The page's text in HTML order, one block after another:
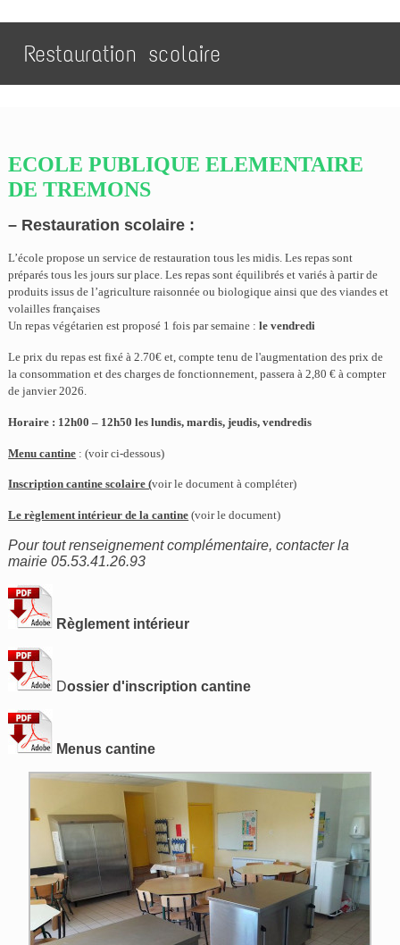
Restauration scolaire
ECOLE PUBLIQUE ELEMENTAIRE
DE TREMONS
– Restauration scolaire :
L’école propose un service de restauration tous les midis. Les repas sont
préparés tous les jours sur place. Les repas sont équilibrés et variés à partir de
produits issus de l’agriculture raisonnée ou biologique ainsi que des viandes et
volailles françaises
Un repas végétarien est proposé 1 fois par semaine :le vendredi
Le prix du repas est fixé à 2.70€ et, compte tenu de l'augmentation des prix de
la consommation et des charges de fonctionnement, passera à 2,80 € à compter
de janvier 2026.
Horaire : 12h00 – 12h50 les lundis, mardis, jeudis, vendredis
Menu cantine :(voir ci-dessous)
Inscription cantine scolaire (voir le document à compléter)
Le règlement intérieur de la cantine (voir le document)
Pour tout renseignement complémentaire, contacter la
mairie 05.53.41.26.93
Règlement intérieur
Dossier d'inscription cantine
Menus cantine